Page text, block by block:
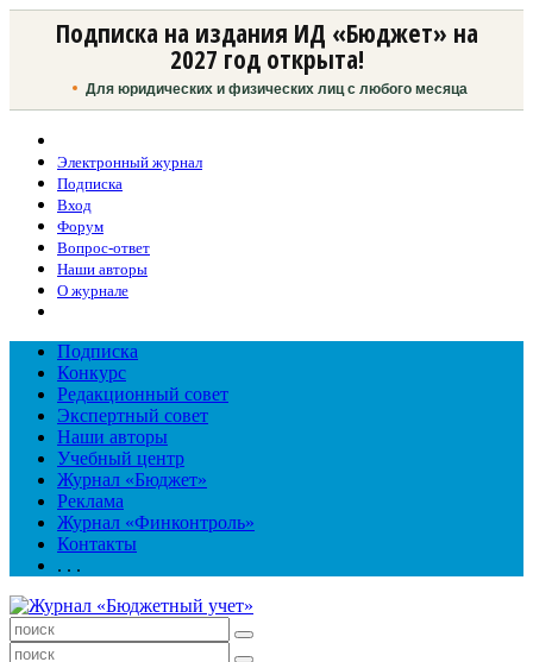
Подписка на издания ИД «Бюджет» на
2027 год открыта!
Для юридических и физических лиц с любого месяца
Электронный журнал
Подписка
Вход
Форум
Вопрос-ответ
Наши авторы
О журнале
Подписка
Конкурс
Редакционный совет
Экспертный совет
Наши авторы
Учебный центр
Журнал «Бюджет»
Реклама
Журнал «Финконтроль»
Контакты
. . .